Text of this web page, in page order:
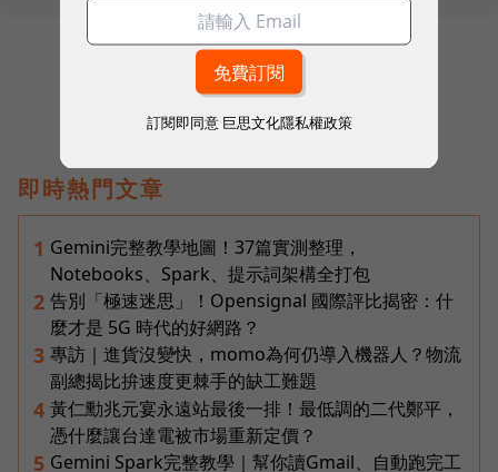
即時熱門文章
1 Gemini完整教學地圖！37篇實測整理，
Notebooks、Spark、提示詞架構全打包
2 告別「極速迷思」！Opensignal 國際評比揭密：什
麼才是 5G 時代的好網路？
3 專訪｜進貨沒變快，momo為何仍導入機器人？物流
副總揭比拚速度更棘手的缺工難題
4 黃仁勳兆元宴永遠站最後一排！最低調的二代鄭平，
憑什麼讓台達電被市場重新定價？
5 Gemini Spark完整教學｜幫你讀Gmail、自動跑完工
訂閱即同意 巨思文化隱私權政策